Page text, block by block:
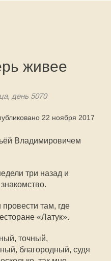
живее
день 5070
22 ноября 2017
Владимировичем
три назад и
там, где
«Латук».
точный,
благородный, судя